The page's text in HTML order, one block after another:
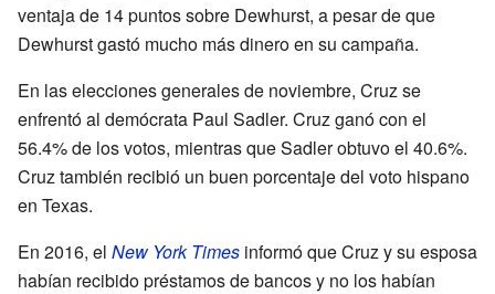
ventaja de 14 puntos sobre Dewhurst, a pesar de que
Dewhurst gastó mucho más dinero en su campaña.
En las elecciones generales de noviembre, Cruz se
enfrentó al demócrata Paul Sadler. Cruz ganó con el
56.4% de los votos, mientras que Sadler obtuvo el 40.6%.
Cruz también recibió un buen porcentaje del voto hispano
en Texas.
En 2016, el New York Times informó que Cruz y su esposa
habían recibido préstamos de bancos y no los habían